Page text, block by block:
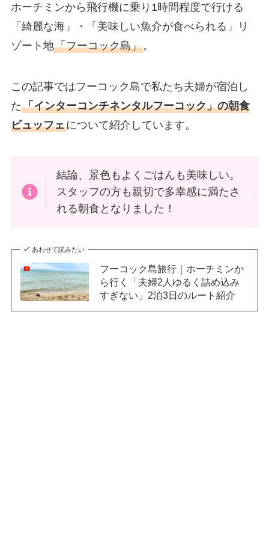
ホーチミンから飛行機に乗り1時間程度で行ける
「綺麗な海」・「美味しい魚介が食べられる」リ
ゾート地「フーコック島」。
この記事ではフーコック島で私たち夫婦が宿泊し
た「インターコンチネンタルフーコック」の朝食
ビュッフェについて紹介しています。
結論、景色もよくごはんも美味しい。
スタッフの方も親切で多幸感に満たさ
れる朝食となりました！
あわせて読みたい
フーコック島旅行｜ホーチミンか
ら行く「夫婦2人ゆるく詰め込み
すぎない」2泊3日のルート紹介